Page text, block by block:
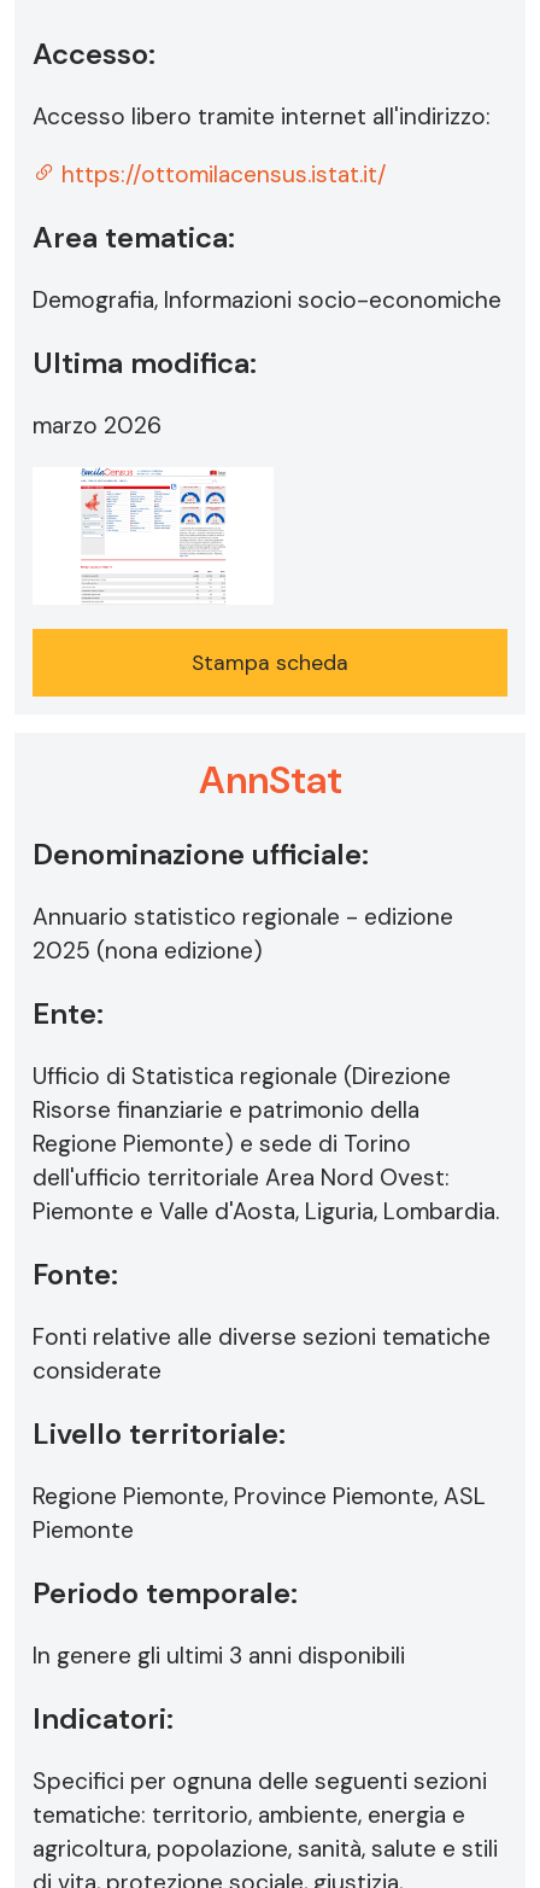
Accesso:
Accesso libero tramite internet all'indirizzo:
https://ottomilacensus.istat.it/
Area tematica:
Demografia, Informazioni socio-economiche
Ultima modifica:
marzo 2026
Stampa scheda
AnnStat
Denominazione ufficiale:
Annuario statistico regionale - edizione
2025 (nona edizione)
Ente:
Ufficio di Statistica regionale (Direzione
Risorse finanziarie e patrimonio della
Regione Piemonte) e sede di Torino
dell'ufficio territoriale Area Nord Ovest:
Piemonte e Valle d'Aosta, Liguria, Lombardia.
Fonte:
Fonti relative alle diverse sezioni tematiche
considerate
Livello territoriale:
Regione Piemonte, Province Piemonte, ASL
Piemonte
Periodo temporale:
In genere gli ultimi 3 anni disponibili
Indicatori:
Specifici per ognuna delle seguenti sezioni
tematiche: territorio, ambiente, energia e
agricoltura, popolazione, sanità, salute e stili